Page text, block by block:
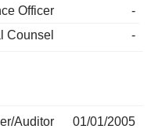
Officer
-
Counsel
-
Auditor 01/01/2005